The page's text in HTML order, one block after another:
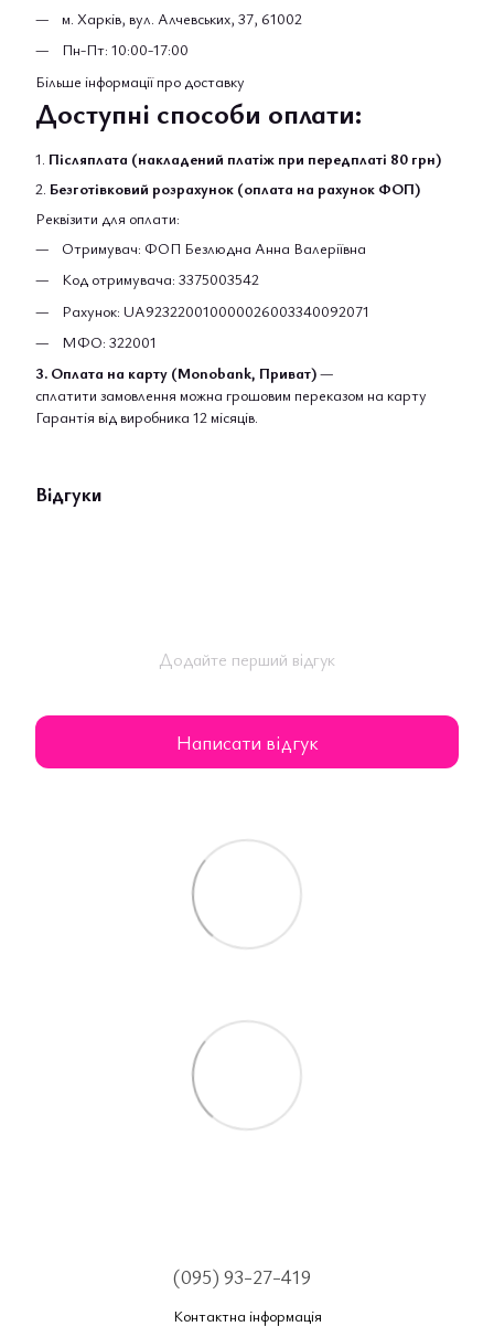
м. Харків, вул. Алчевських, 37, 61002
Пн-Пт: 10:00-17:00
Більше інформації про доставку
Доступні способи оплати:
1. Післяплата (накладений платіж при передплаті 80 грн)
2. Безготівковий розрахунок (оплата на рахунок ФОП)
Реквізити для оплати:
Отримувач: ФОП Безлюдна Анна Валеріївна
Код отримувача: 3375003542
Рахунок: UA923220010000026003340092071
МФО: 322001
3. Оплата на карту (Monobank, Приват)—
сплатити замовлення можна грошовим переказом на карту
Гарантія від виробника 12 місяців.
Відгуки
Додайте перший відгук
Написати відгук
(095) 93-27-419
Контактна інформація